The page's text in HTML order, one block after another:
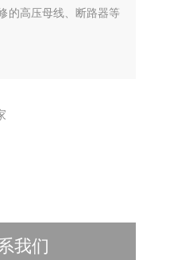
的高压母线、断路器等
我们